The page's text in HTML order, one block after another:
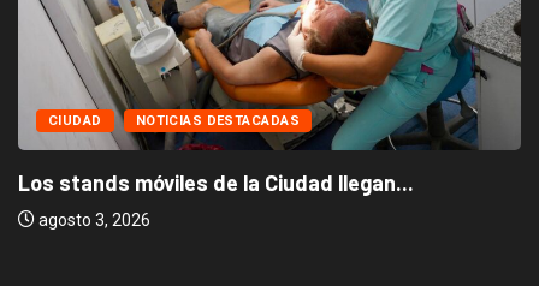
CIUDAD NOTICIAS DESTACADAS
Los stands móviles de la Ciudad llegan...
agosto 3, 2026